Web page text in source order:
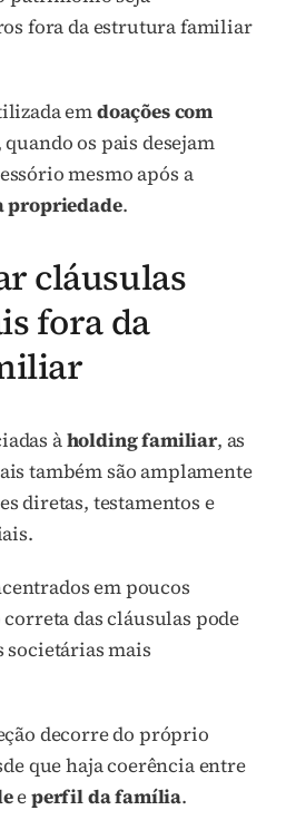
fora da estrutura familiar
emdoações com
quando os pais desejam
mesmo após a
propriedade.
cláusulas
fora da
àholding familiar, as
também são amplamente
diretas, testamentos e
em poucos
das cláusulas pode
mais
decorre do próprio
que haja coerência entre
eperfil da família.